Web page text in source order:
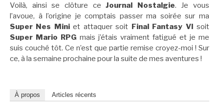
Voilà, ainsi se clôture ceJournal Nostalgie. Je vous
l’avoue, à l’origine je comptais passer ma soirée sur ma
Super Nes Miniet attaquer soit Final Fantasy VIsoit
Super Mario RPG mais j’étais vraiment fatigué et je me
suis couché tôt. Ce n’est que partie remise croyez-moi ! Sur
ce, à la semaine prochaine pour la suite de mes aventures !
À propos Articles récents